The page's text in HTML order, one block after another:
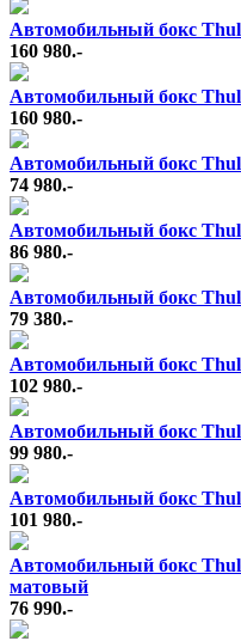
Автомобильный бокс
160 980.-
Автомобильный бокс
160 980.-
Автомобильный бокс
74 980.-
Автомобильный бокс
86 980.-
Автомобильный бокс
79 380.-
Автомобильный бокс
102 980.-
Автомобильный бокс
99 980.-
Автомобильный бокс
101 980.-
Автомобильный бокс
матовый
76 990.-